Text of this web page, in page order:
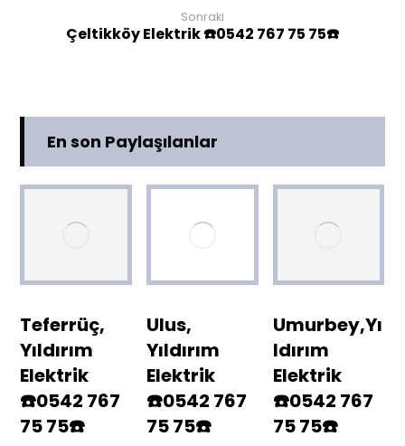
Sonraki
Çeltikköy Elektrik ☎️0542 767 75 75☎️
En son Paylaşılanlar
Teferrüç,
Yıldırım
Elektrik
☎️0542 767
75 75☎️
Ulus,
Yıldırım
Elektrik
☎️0542 767
75 75☎️
Umurbey,Yı
ldırım
Elektrik
☎️0542 767
75 75☎️